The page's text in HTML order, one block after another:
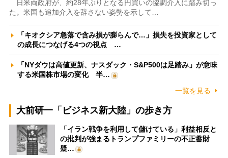
日米両政府が、約28年ぶりとなる円買いの協調介入に踏み切っ
た。米国も追加介入を辞さない姿勢を示して…
「キオクシア急落で含み損が膨らんで…」損失を投資家として
の成長につなげる4つの視点 …
「NYダウは高値更新、ナスダック・S&P500は足踏み」が意味
する米国株市場の変化 半…
一覧を見る
大前研一「ビジネス新大陸」の歩き方
「イラン戦争を利用して儲けている」利益相反と
の批判が強まるトランプファミリーの不正蓄財
疑…